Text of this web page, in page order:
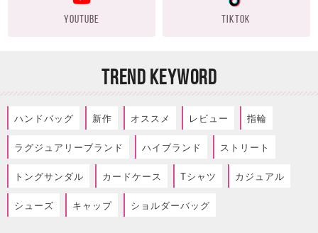
YOUTUBE TIKTOK
TREND KEYWORD
ハンドバッグ 新作 オススメ レビュー 指輪
ラグジュアリーブランド ハイブランド ストリート
トングサンダル カードケース Tシャツ カジュアル
シューズ キャップ ショルダーバッグ